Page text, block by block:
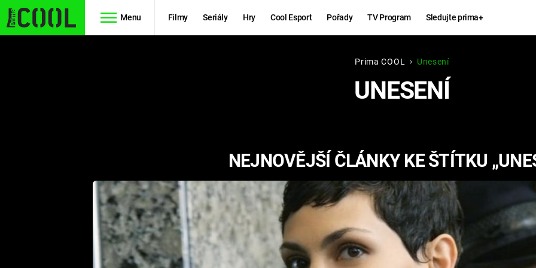
Menu Filmy Seriály Hry Cool Esport Pořady TV Program Sledujte prima+
FUTURAMA
RYCHLE A
ZBĚSILE 10
PREDÁTOR
KINGDOM
COME:
DELIVERANCE
ESPORT
CHUCK
NORRIS
Prima COOL Unesení
UNESENÍ
NEJNOVĚJŠÍ ČLÁNKY KE ŠTÍTKU